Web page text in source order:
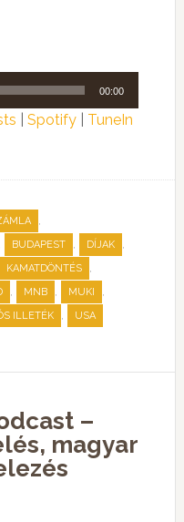
00:00
Spotify| TuneIn
,
BUDAPEST , DÍJAK ,
KAMATDÖNTÉS ,
, MNB , MUKI ,
ILLETÉK , USA
–
magyar